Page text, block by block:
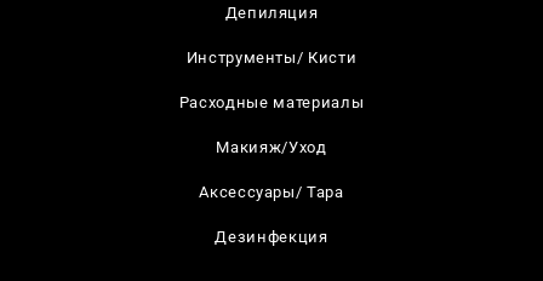
Депиляция
Инструменты/ Кисти
Расходные материалы
Макияж/Уход
Аксессуары/ Тара
Дезинфекция